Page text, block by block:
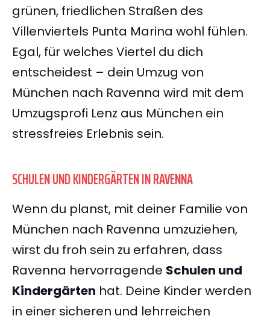
grünen, friedlichen Straßen des
Villenviertels Punta Marina wohl fühlen.
Egal, für welches Viertel du dich
entscheidest – dein Umzug von
München nach Ravenna wird mit dem
Umzugsprofi Lenz aus München ein
stressfreies Erlebnis sein.
SCHULEN UND KINDERGÄRTEN IN RAVENNA
Wenn du planst, mit deiner Familie von
München nach Ravenna umzuziehen,
wirst du froh sein zu erfahren, dass
Ravenna hervorragende Schulen und
Kindergärten hat. Deine Kinder werden
in einer sicheren und lehrreichen